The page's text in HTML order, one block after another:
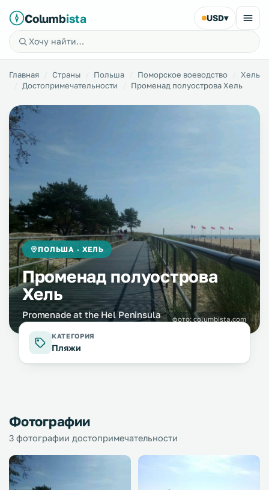
Columbista USD▾
Главная Страны Польша Поморское воеводство
Хель
Достопримечательности
Променад полуострова Хель
ПОЛЬША · ХЕЛЬ
Променад полуострова
Хель
Promenade at the Hel Peninsula фото: columbista.com
КАТЕГОРИЯ
Пляжи
Фотографии
3 фотографии достопримечательности